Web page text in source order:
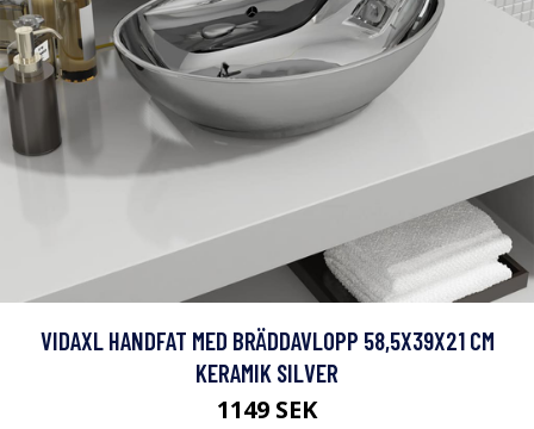
VIDAXL HANDFAT MED BRÄDDAVLOPP 58,5X39X21 CM
KERAMIK SILVER
1149 SEK